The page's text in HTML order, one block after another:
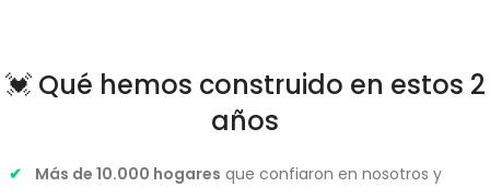
💓 Qué hemos construido en estos 2
años
✔ Más de 10.000 hogares que confiaron en nosotros y